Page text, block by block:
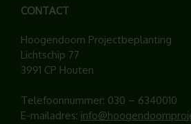
CONTACT
Hoogendoorn Projectbeplanting
Lichtschip 77
3991 CP Houten
Telefoonnummer: 030 – 6340010
E-mailadres: